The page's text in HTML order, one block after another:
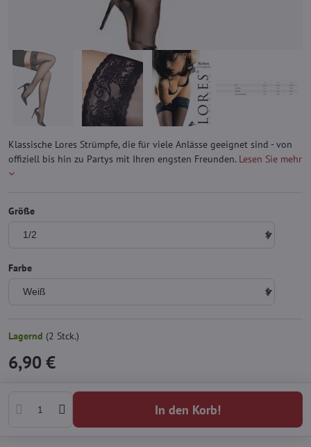
Klassische Lores Strümpfe, die für viele Anlässe geeignet sind - von
offiziell bis hin zu Partys mit Ihren engsten Freunden. Lesen Sie mehr
Größe
Farbe
Lagernd (2 Stck.)
6,90 €
In den Korb!